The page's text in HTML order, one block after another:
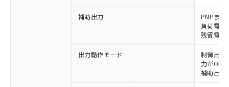
補助出力
PNPまた
負荷電流
残留電圧
出力動作モード
制御出力
力がON)
補助出力